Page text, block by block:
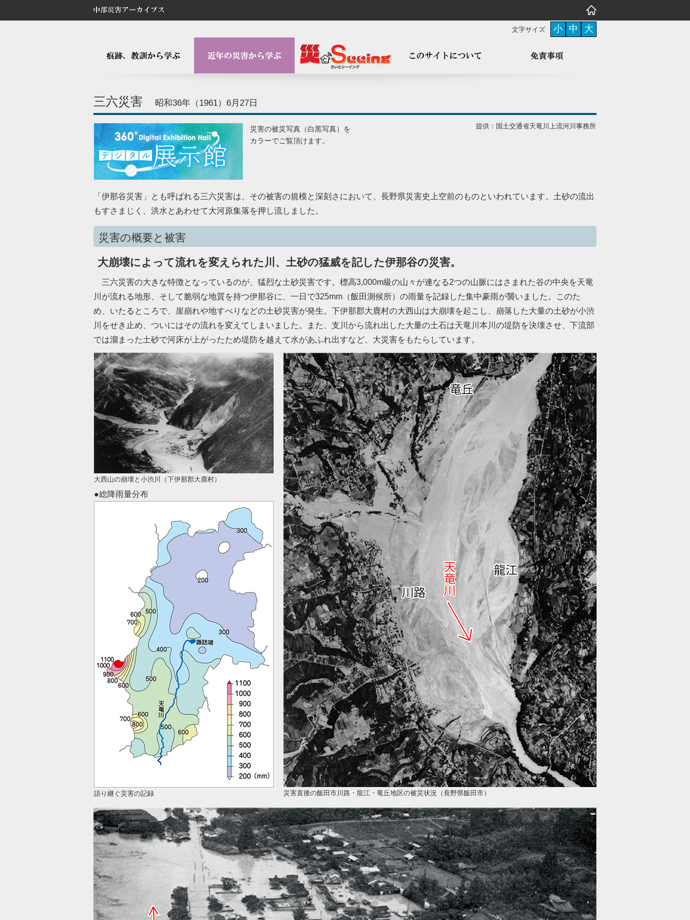
大
中
小
文字サイズ
三六災害 昭和36年（1961）6月27日
災害の被災写真（白黒写真）を
カラーでご覧頂けます。
提供：国土交通省天竜川上流河川事務所
「伊那谷災害」とも呼ばれる三六災害は、その被害の規模と深刻さにおいて、長野県災害史上空前のものといわれています。土砂の流出
もすさまじく、洪水とあわせて大河原集落を押し流しました。
災害の概要と被害
大崩壊によって流れを変えられた川、土砂の猛威を記した伊那谷の災害。
三六災害の大きな特徴となっているのが、猛烈な土砂災害です。標高3,000m級の山々が連なる2つの山脈にはさまれた谷の中央を天竜
川が流れる地形、そして脆弱な地質を持つ伊那谷に、一日で325mm（飯田測候所）の雨量を記録した集中豪雨が襲いました。このた
め、いたるところで、崖崩れや地すべりなどの土砂災害が発生。下伊那郡大鹿村の大西山は大崩壊を起こし、崩落した大量の土砂が小渋
川をせき止め、ついにはその流れを変えてしまいました。また、支川から流れ出した大量の土石は天竜川本川の堤防を決壊させ、下流部
では溜まった土砂で河床が上がったため堤防を越えて水があふれ出すなど、大災害をもたらしています。
大西山の崩壊と小渋川（下伊那郡大鹿村）
●総降雨量分布
語り継ぐ災害の記録 災害直後の飯田市川路・龍江・竜丘地区の被災状況（長野県飯田市）